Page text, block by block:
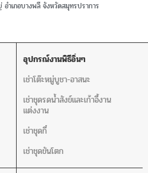
ำเภอบางพลี จังหวัดสมุทรปราการ
อุปกรณ์งานพิธีอิ่นๆ
เช่าโต๊ะหมู่บูชา-อาสนะ
เช่าชุดรดน้ำสังข์และเก้าอี้งาน
แต่งงาน
เช่าชุดกี๋
เช่าชุดขันโตก